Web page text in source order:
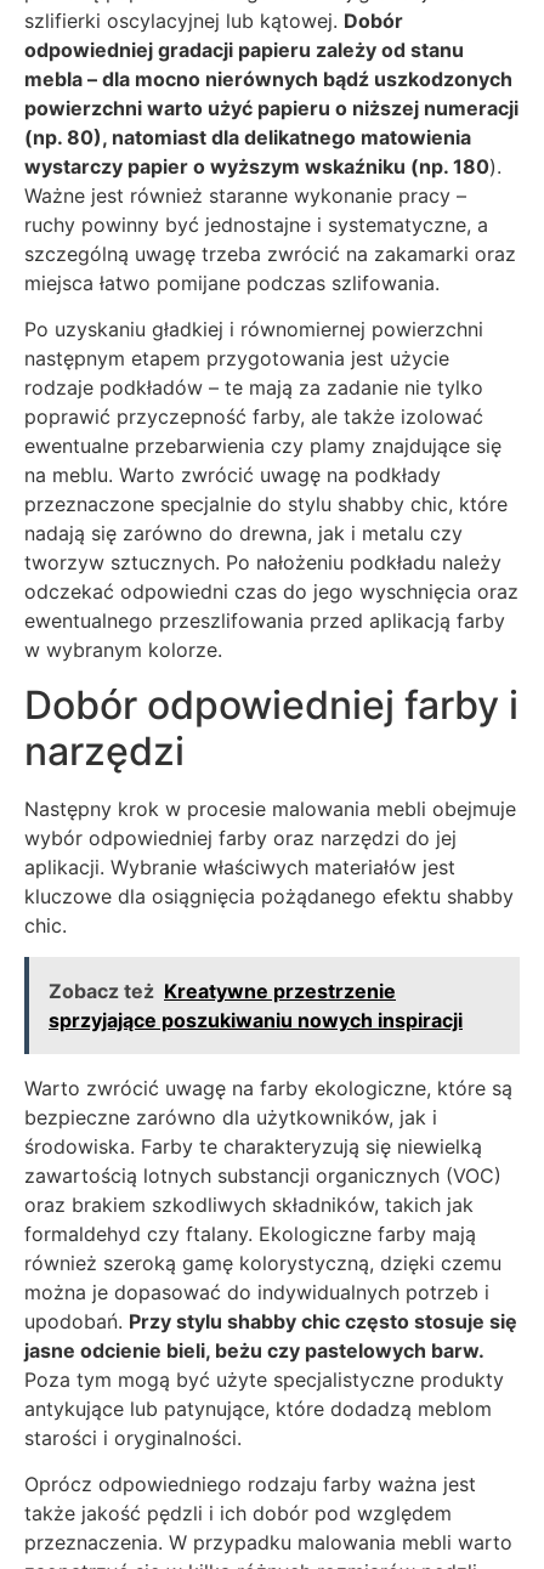
szlifierki oscylacyjnej lub kątowej. Dobór
odpowiedniej gradacji papieru zależy od stanu
mebla – dla mocno nierównych bądź uszkodzonych
powierzchni warto użyć papieru o niższej numeracji
(np. 80), natomiast dla delikatnego matowienia
wystarczy papier o wyższym wskaźniku (np. 180).
Ważne jest również staranne wykonanie pracy –
ruchy powinny być jednostajne i systematyczne, a
szczególną uwagę trzeba zwrócić na zakamarki oraz
miejsca łatwo pomijane podczas szlifowania.
Po uzyskaniu gładkiej i równomiernej powierzchni
następnym etapem przygotowania jest użycie
rodzaje podkładów – te mają za zadanie nie tylko
poprawić przyczepność farby, ale także izolować
ewentualne przebarwienia czy plamy znajdujące się
na meblu. Warto zwrócić uwagę na podkłady
przeznaczone specjalnie do stylu shabby chic, które
nadają się zarówno do drewna, jak i metalu czy
tworzyw sztucznych. Po nałożeniu podkładu należy
odczekać odpowiedni czas do jego wyschnięcia oraz
ewentualnego przeszlifowania przed aplikacją farby
w wybranym kolorze.
Dobór odpowiedniej farby i
narzędzi
Następny krok w procesie malowania mebli obejmuje
wybór odpowiedniej farby oraz narzędzi do jej
aplikacji. Wybranie właściwych materiałów jest
kluczowe dla osiągnięcia pożądanego efektu shabby
chic.
Zobacz też Kreatywne przestrzenie
sprzyjające poszukiwaniu nowych inspiracji
Warto zwrócić uwagę na farby ekologiczne, które są
bezpieczne zarówno dla użytkowników, jak i
środowiska. Farby te charakteryzują się niewielką
zawartością lotnych substancji organicznych (VOC)
oraz brakiem szkodliwych składników, takich jak
formaldehyd czy ftalany. Ekologiczne farby mają
również szeroką gamę kolorystyczną, dzięki czemu
można je dopasować do indywidualnych potrzeb i
upodobań. Przy stylu shabby chic często stosuje się
jasne odcienie bieli, beżu czy pastelowych barw.
Poza tym mogą być użyte specjalistyczne produkty
antykujące lub patynujące, które dodadzą meblom
starości i oryginalności.
Oprócz odpowiedniego rodzaju farby ważna jest
także jakość pędzli i ich dobór pod względem
przeznaczenia. W przypadku malowania mebli warto